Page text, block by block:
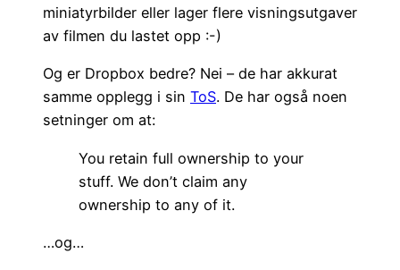
miniatyrbilder eller lager flere visningsutgaver
av filmen du lastet opp :-)
Og er Dropbox bedre? Nei – de har akkurat
samme opplegg i sin ToS. De har også noen
setninger om at:
You retain full ownership to your
stuff. We don’t claim any
ownership to any of it.
…og…